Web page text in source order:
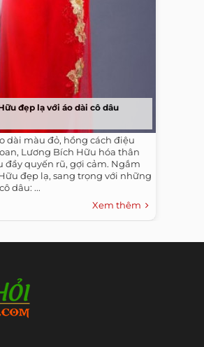
đẹp lạ với áo dài cô dâu
dài màu đỏ, hồng cách điệu
Lương Bích Hữu hóa thân
đầy quyến rũ, gợi cảm. Ngắm
đẹp lạ, sang trọng với những
dâu: ...
Xem thêm